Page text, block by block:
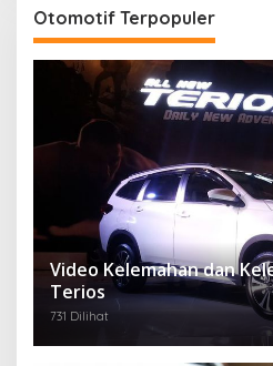
Otomotif Terpopuler
Video Kelemahan dan
Terios
731 Dilihat